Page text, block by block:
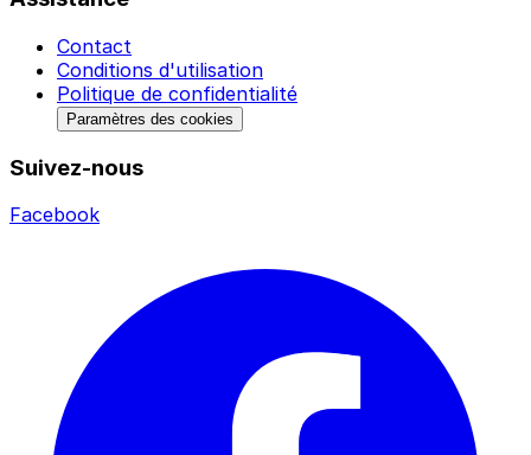
Contact
Conditions d'utilisation
Politique de confidentialité
Paramètres des cookies
Suivez-nous
Facebook